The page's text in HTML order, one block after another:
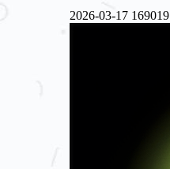
2026-03-17 169019